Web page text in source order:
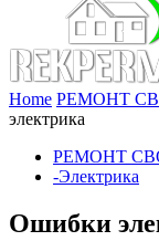
Home РЕМОНТ
электрика
РЕМОНТ
-Электрика
Ошибки